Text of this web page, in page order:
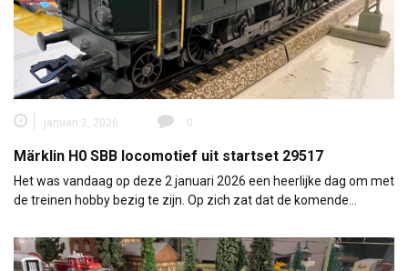
januari 2, 2026 0
Märklin H0 SBB locomotief uit startset 29517
Het was vandaag op deze 2 januari 2026 een heerlijke dag om met
de treinen hobby bezig te zijn. Op zich zat dat de komende…